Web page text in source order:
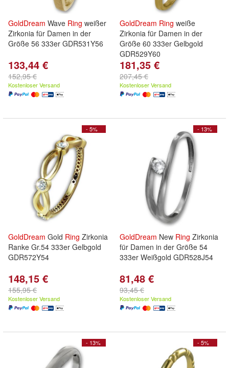
GoldDream Wave Ring weißer
Zirkonia für Damen in der
Größe 56 333er GDR531Y56
133,44 €
152,95 €
Kostenloser Versand
GoldDream Ring weiße
Zirkonia für Damen in der
Größe 60 333er Gelbgold
GDR529Y60
181,35 €
207,45 €
Kostenloser Versand
- 5%
GoldDream Gold Ring Zirkonia
Ranke Gr.54 333er Gelbgold
GDR572Y54
148,15 €
155,95 €
Kostenloser Versand
- 13%
GoldDream New Ring Zirkonia
für Damen in der Größe 54
333er Weißgold GDR528J54
81,48 €
93,45 €
Kostenloser Versand
- 13% - 5%